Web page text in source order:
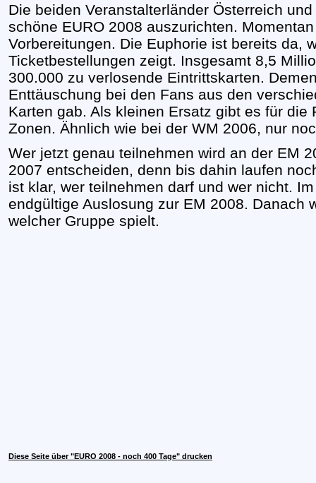
Die beiden Veranstalterländer Österreich
schöne EURO 2008 auszurichten.
Vorbereitungen. Die Euphorie ist bereits da,
Ticketbestellungen zeigt. Insgesamt 8,5
300.000 zu verlosende Eintrittskarten.
Enttäuschung bei den Fans aus den
Karten gab. Als kleinen Ersatz gibt es für die
Zonen. Ähnlich wie bei der WM 2006, nur
Wer jetzt genau teilnehmen wird an der EM
2007 entscheiden, denn bis dahin laufen
ist klar, wer teilnehmen darf und wer nicht.
endgültige Auslosung zur EM 2008. Danach
welcher Gruppe spielt.
Diese Seite über "EURO 2008 - noch 400 Tage" drucken